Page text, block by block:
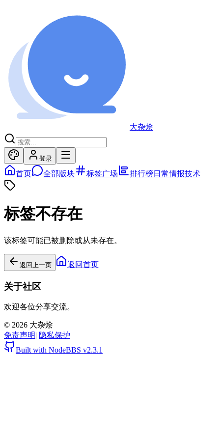
大杂烩
登录
首页 全部版块 标签广场 排行榜日常情报技术
标签不存在
该标签可能已被删除或从未存在。
返回上一页 返回首页
关于社区
欢迎各位分享交流。
© 2026 大杂烩
免责声明| 隐私保护
Built with NodeBBS v2.3.1